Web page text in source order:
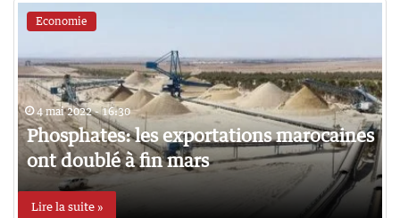
Economie
4 mai 2022 - 16:30
Phosphates: les exportations marocaines
ont doublé à fin mars
Lire la suite »